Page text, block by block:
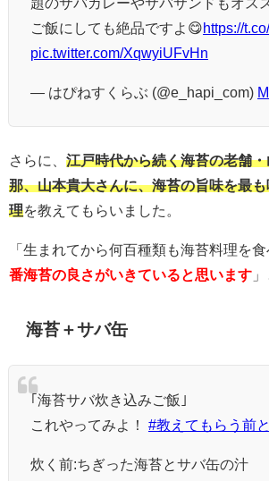
題のサバカレーやサバサンドもオス
ご飯にしても絶品ですよ😋https://
pic.twitter.com/XqwyiUFvHn
— はぴねすくらぶ (@e_hapi_com)
さらに、 江戸時代から続く海苔の老舗
那、山本貴大さんに、海苔の旨味を最
理を教えてもらいました。
「生まれてから何百種類も海苔料理を食
番海苔の良さがいきていると思います
海苔＋サバ缶
｢海苔サバ炊き込みご飯｣
これやってみよ！ #教えてもらう前
炊く前:ちぎった海苔とサバ缶の汁